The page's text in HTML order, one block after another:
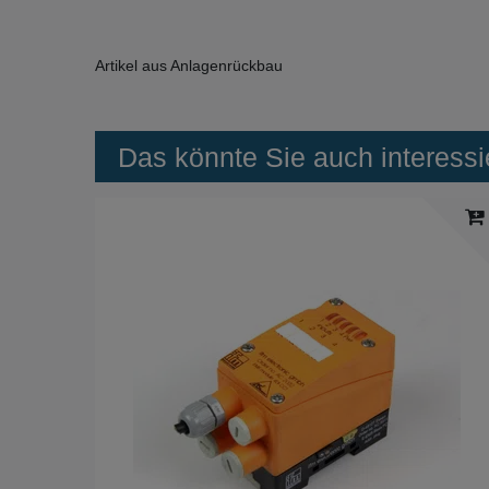
Artikel aus Anlagenrückbau
Das könnte Sie auch